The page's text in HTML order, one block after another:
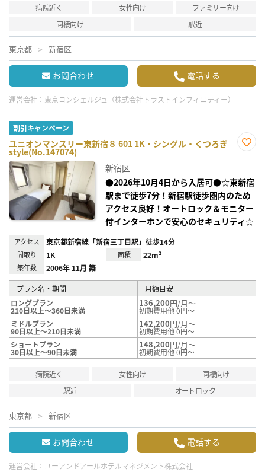
病院近く 女性向け
ファミリー向け
同棲向け
駅近
東京都 新宿区
お問合わせ 電話する
運営会社： 東京コンシェルジュ（株式会社トラストインフィニティー）
割引キャンペーン
ユニオンマンスリー東新宿８ 601 1K・シングル・くつろぎ
style(No.147074)
録
新宿区
●2026年10月4日から入居可●☆東新宿
駅まで徒歩7分！新宿駅徒歩圏内のため
アクセス良好！オートロック＆モニター
付インターホンで安心のセキュリティ☆
アクセス 東京都新宿線「新宿三丁目駅」徒歩14分
間取り 1K 面積 22m²
築年数 2006年 11月 築
プラン名・期間
月額目安
ロングプラン
210日以上～360日未満
136,200円/月～
初期費用他 0円～
ミドルプラン
90日以上～210日未満
142,200円/月～
初期費用他 0円～
ショートプラン
30日以上～90日未満
148,200円/月～
初期費用他 0円～
病院近く 女性向け
同棲向け
駅近
オートロック
東京都 新宿区
お問合わせ 電話する
運営会社： ユーアンドアールホテルマネジメント株式会社